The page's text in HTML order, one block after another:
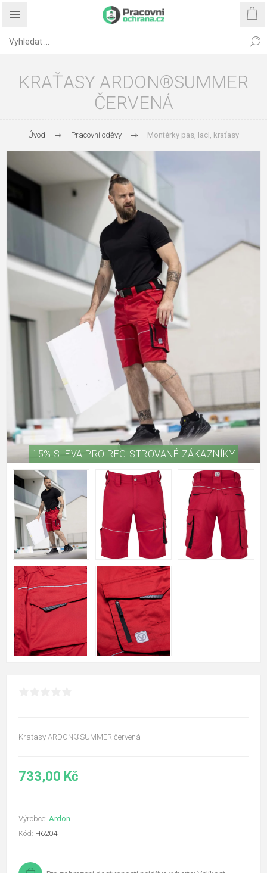
KRAŤASY ARDON®SUMMER
ČERVENÁ
Úvod Pracovní oděvy Montérky pas, lacl, kraťasy
15% SLEVA PRO REGISTROVANÉ ZÁKAZNÍKY
Kraťasy ARDON®SUMMER červená
733,00 Kč
Výrobce: Ardon
Kód: H6204